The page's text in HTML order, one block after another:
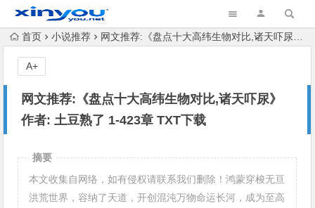
首页 小说推荐 网文推荐:《盘点十大高纬生物对比,诸天吓尿》 作者: 土豆熟了 1-423章 TXT下载
网文推荐:《盘点十大高纬生物对比,诸天吓尿》
作者: 土豆熟了 1-423章 TXT下载
A+
摘要
本文收集自网络，如有侵权请联系我们删除！鸿蒙穿梭无亘
洪荒世界，容纳了天道，开创混沌万物命运长河，成为至高